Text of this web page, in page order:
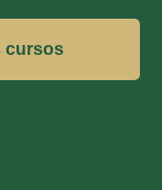
cursos